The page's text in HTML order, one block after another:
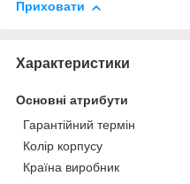
Приховати
Характеристики
Основні атрибути
Гарантійний термін
Колір корпусу
Країна виробник